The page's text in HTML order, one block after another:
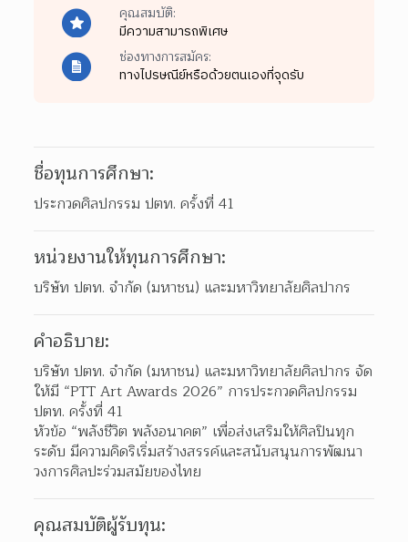
คุณสมบัติ:
มีความสามารถพิเศษ
ช่องทางการสมัคร:
ทางไปรษณีย์หรือด้วยตนเองที่จุดรับ
ชื่อทุนการศึกษา:
ประกวดศิลปกรรม ปตท. ครั้งที่ 41
หน่วยงานให้ทุนการศึกษา:
บริษัท ปตท. จำกัด (มหาชน) และมหาวิทยาลัยศิลปากร
คำอธิบาย:
บริษัท ปตท. จำกัด (มหาชน) และมหาวิทยาลัยศิลปากร จัด
ให้มี “PTT Art Awards 2026” การประกวดศิลปกรรม
ปตท. ครั้งที่ 41
หัวข้อ “พลังชีวิต พลังอนาคต” เพื่อส่งเสริมให้ศิลปินทุก
ระดับ มีความคิดริเริ่มสร้างสรรค์และสนับสนุนการพัฒนา
วงการศิลปะร่วมสมัยของไทย
คุณสมบัติผู้รับทุน: